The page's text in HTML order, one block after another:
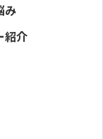
み
紹介